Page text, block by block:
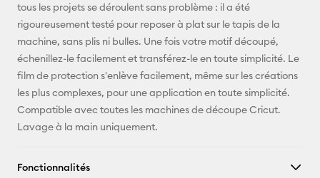
tous les projets se déroulent sans problème : il a été
rigoureusement testé pour reposer à plat sur le tapis de la
machine, sans plis ni bulles. Une fois votre motif découpé,
échenillez-le facilement et transférez-le en toute simplicité. Le
film de protection s'enlève facilement, même sur les créations
les plus complexes, pour une application en toute simplicité.
Compatible avec toutes les machines de découpe Cricut.
Lavage à la main uniquement.
Fonctionnalités